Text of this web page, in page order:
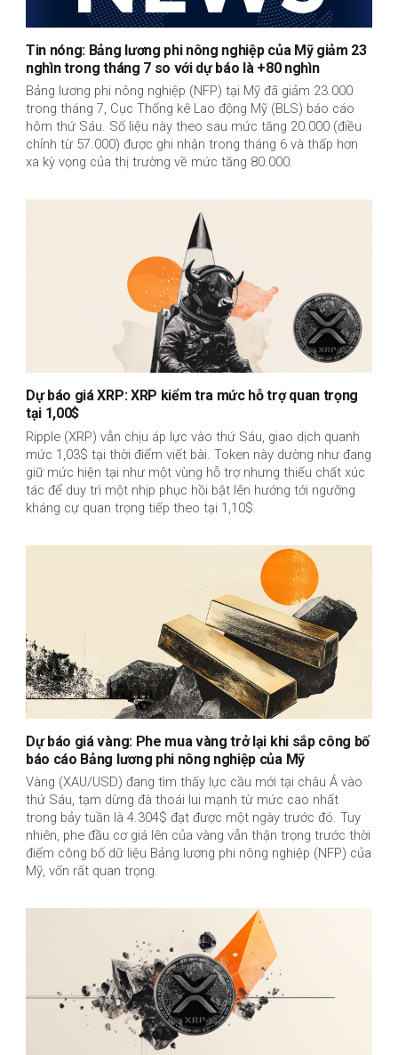
Tin nóng: Bảng lương phi nông nghiệp của Mỹ giảm 23
nghìn trong tháng 7 so với dự báo là +80 nghìn
Bảng lương phi nông nghiệp (NFP) tại Mỹ đã giảm 23.000
trong tháng 7, Cục Thống kê Lao động Mỹ (BLS) báo cáo
hôm thứ Sáu. Số liệu này theo sau mức tăng 20.000 (điều
chỉnh từ 57.000) được ghi nhận trong tháng 6 và thấp hơn
xa kỳ vọng của thị trường về mức tăng 80.000.
Dự báo giá XRP: XRP kiểm tra mức hỗ trợ quan trọng
tại 1,00$
Ripple (XRP) vẫn chịu áp lực vào thứ Sáu, giao dịch quanh
mức 1,03$ tại thời điểm viết bài. Token này dường như đang
giữ mức hiện tại như một vùng hỗ trợ nhưng thiếu chất xúc
tác để duy trì một nhịp phục hồi bật lên hướng tới ngưỡng
kháng cự quan trọng tiếp theo tại 1,10$.
Dự báo giá vàng: Phe mua vàng trở lại khi sắp công bố
báo cáo Bảng lương phi nông nghiệp của Mỹ
Vàng (XAU/USD) đang tìm thấy lực cầu mới tại châu Á vào
thứ Sáu, tạm dừng đà thoái lui mạnh từ mức cao nhất
trong bảy tuần là 4.304$ đạt được một ngày trước đó. Tuy
nhiên, phe đầu cơ giá lên của vàng vẫn thận trọng trước thời
điểm công bố dữ liệu Bảng lương phi nông nghiệp (NFP) của
Mỹ, vốn rất quan trọng.